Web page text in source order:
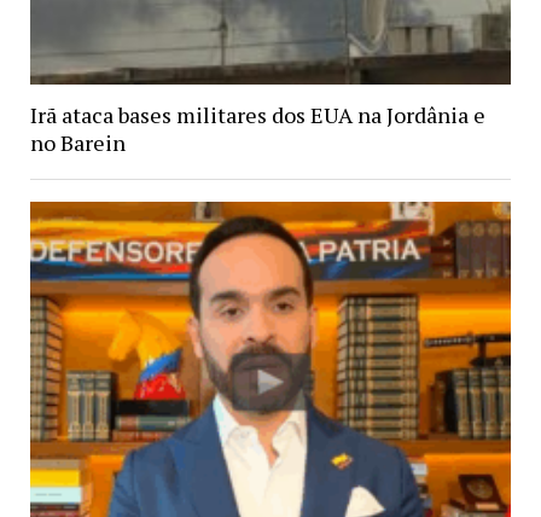
Irã ataca bases militares dos EUA na Jordânia e
no Barein